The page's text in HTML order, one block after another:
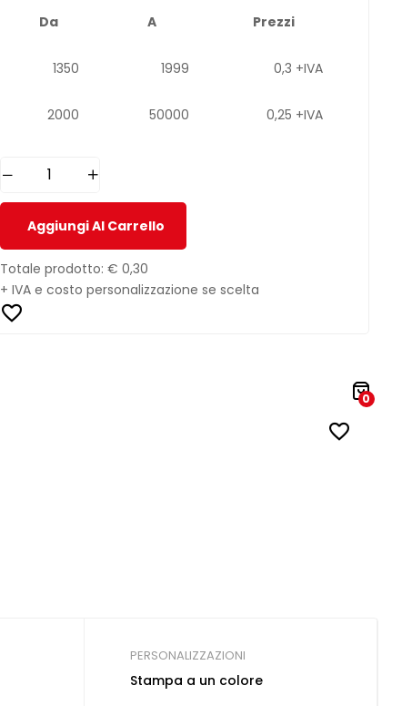
Da A Prezzi
1350 1999 0,3 +IVA
2000 50000 0,25 +IVA
Aggiungi Al Carrello
Totale prodotto: € 0,30
+ IVA e costo personalizzazione se scelta
0
PERSONALIZZAZIONI
Stampa a un colore